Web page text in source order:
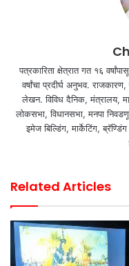
पत्रकारिता क्षेत्रात गत १६
वर्षांचा प्रदीर्घ अनुभव.
लेखन. विविध दैनिक, मंत्रालय,
लोकसभा, विधानसभा, मनपा
इमेज बिल्डिंग, मार्केटिंग,
Related Articles